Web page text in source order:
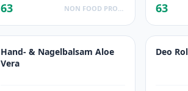
63 63
Hand- & Nagelbalsam Aloe
Vera
Deo